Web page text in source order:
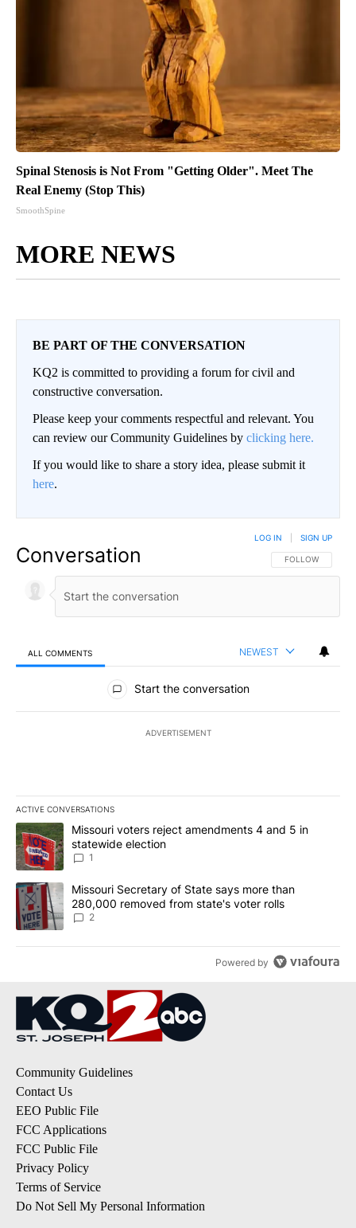
Spinal Stenosis is Not From "Getting Older". Meet The
Real Enemy (Stop This)
SmoothSpine
MORE NEWS
BE PART OF THE CONVERSATION
KQ2 is committed to providing a forum for civil and
constructive conversation.
Please keep your comments respectful and relevant. You
can review our Community Guidelines by clicking here.
If you would like to share a story idea, please submit it
here.
Conversation FOLLOW THIS
FOLLOW
LOG IN SIGN UP
ALL COMMENTS NEWEST
All Comments
Start the conversation
ADVERTISEMENT
ACTIVE CONVERSATIONS
The following is a list of the most commented articles in the last
A trending article titled "Missouri voters reject amendments 4
Missouri voters reject amendments 4 and 5 in
statewide election
1
A trending article titled "Missouri Secretary of State says more
Missouri Secretary of State says more than
280,000 removed from state's voter rolls
2
Powered by
Community Guidelines
Contact Us
EEO Public File
FCC Applications
FCC Public File
Privacy Policy
Terms of Service
Do Not Sell My Personal Information